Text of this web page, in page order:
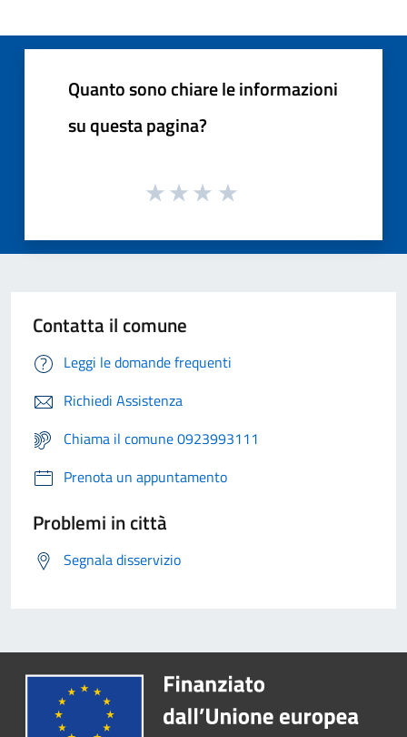
Quanto sono chiare le informazioni
su questa pagina?
Contatta il comune
Leggi le domande frequenti
Richiedi Assistenza
Chiama il comune 0923993111
Prenota un appuntamento
Problemi in città
Segnala disservizio